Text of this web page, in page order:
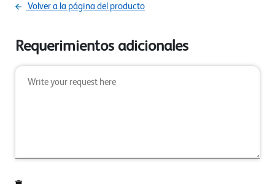
Volver a la página del producto
Requerimientos adicionales